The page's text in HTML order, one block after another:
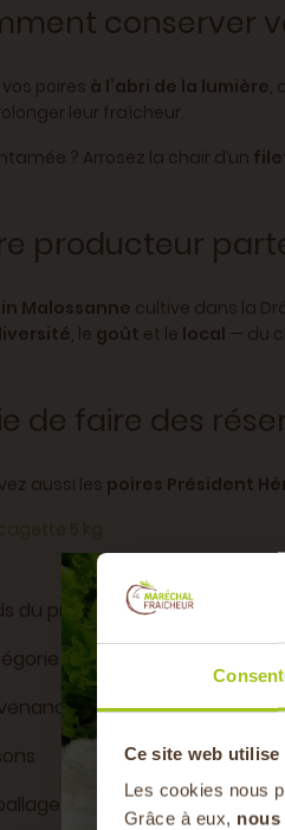
Ce site web utilise
Les cookies nous
Grâce à eux,
conserver
poires à l’abri de la lumière,
leur fraîcheur.
? Arrosez la chair d’un
producteur
Malossanne cultive dans la
, le goût et le local — du
de faire des
aussi les poires Président
5 kg
du produit
1
du produit